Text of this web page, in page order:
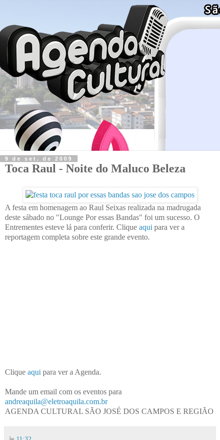
9 de set. de 2009
Toca Raul - Noite do Maluco Beleza
A festa em homenagem ao Raul Seixas realizada na madrugada
deste sábado no "Lounge Por essas Bandas" foi um sucesso. O
Entrementes esteve lá para conferir. Clique aqui para ver a
reportagem completa sobre este grande evento.
Clique aqui para ver a Agenda.
Mande um email com os eventos para
andreaquila@eletroaquila.com.br
AGENDA CULTURAL SÃO JOSÉ DOS CAMPOS E REGIÃO